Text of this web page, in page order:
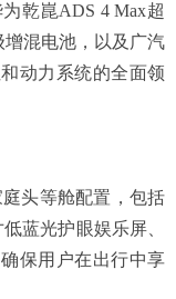
乾崑ADS 4 Max超
增混电池，以及广汽
动力系统的全面领
头等舱配置，包括
蓝光护眼娱乐屏、
保用户在出行中享